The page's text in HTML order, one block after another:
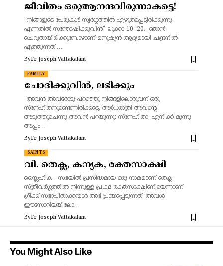
ജീവിതം ഒരുആനന്ദവിരുന്നാകട്ടെ!
"നിങ്ങളുടെ പേരുകൾ സ്വർഗ്ഗത്തിൽ എഴുതപ്പെട്ടിരിക്കുന്നു
എന്നതിൽ സന്തോഷിക്കുവിൻ" ലൂക്കാ 10 :20. ഞാൻ
ചെറുതായിരിക്കുമ്പോഴാണ് മനുഷ്യൻ ആദ്യമായി ചന്ദ്രനിൽ
എത്തുന്നത്.…
ByFr Joseph Vattakalam
FAMILY
ചോദിക്കുവിൻ, ലഭിക്കും
"അവൻ അവരോടു പറഞ്ഞു നിങ്ങളിലൊരുവന് ഒരു
സ്നേഹിതനുണ്ടെന്നിരിക്കട്ടെ. അർധരാത്രി അവന്റെ
അടുത്തുചെന്നു അവൻ പറയുന്നു: സ്നേഹിതാ, എനിക്ക് മൂന്നു
അപ്പം…
ByFr Joseph Vattakalam
SAINTS
വി. തെക്ല, കന്യക, രക്തസാക്ഷി
സ്ലൈഹിക സഭയിൽ പ്രസിദ്ധമായ ഒരു നാമമാണ് തെക്ല.
സ്ത്രീവർഗ്ഗത്തിൽ നിന്നുള്ള പ്രഥമ രക്തസാക്ഷിണിയെന്നാണ്
ഗ്രീക്ക് സഭാപിതാക്കന്മാർ അഭിപ്രായപ്പെടുന്നത്. അവൾ
ഈസോറിയയിലോ…
ByFr Joseph Vattakalam
You Might Also Like